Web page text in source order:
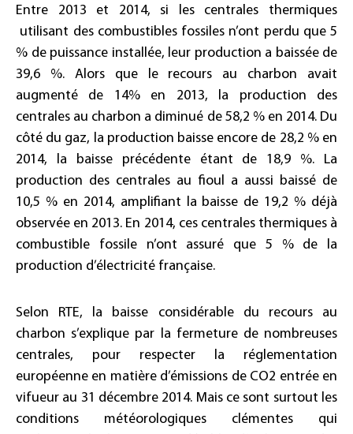
Entre 2013 et 2014, si les centrales thermiques
utilisant des combustibles fossiles n’ont perdu que 5
% de puissance installée, leur production a baissée de
39,6 %. Alors que le recours au charbon avait
augmenté de 14% en 2013, la production des
centrales au charbon a diminué de 58,2 % en 2014. Du
côté du gaz, la production baisse encore de 28,2 % en
2014, la baisse précédente étant de 18,9 %. La
production des centrales au fioul a aussi baissé de
10,5 % en 2014, amplifiant la baisse de 19,2 % déjà
observée en 2013. En 2014, ces centrales thermiques à
combustible fossile n’ont assuré que 5 % de la
production d’électricité française.
Selon RTE, la baisse considérable du recours au
charbon s’explique par la fermeture de nombreuses
centrales, pour respecter la réglementation
européenne en matière d’émissions de CO2 entrée en
vifueur au 31 décembre 2014. Mais ce sont surtout les
conditions météorologiques clémentes qui